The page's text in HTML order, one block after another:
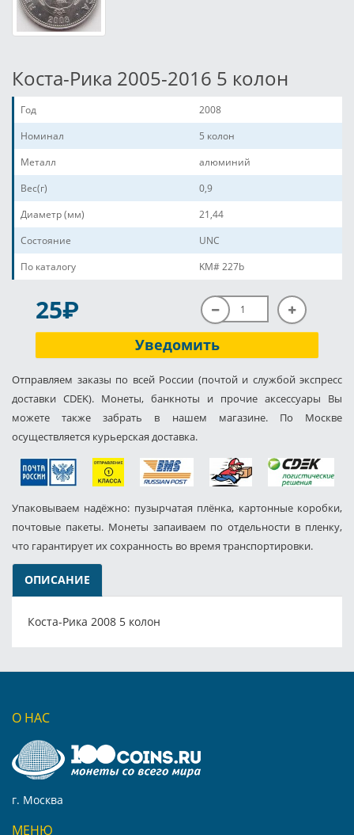
Коста-Рика 2005-2016 5 колон
Год
2008
Номинал
5 колон
Металл
алюминий
Вес(г)
0,9
Диаметр (мм)
21,44
Состояние
UNC
По каталогу
KM# 227b
25P
Уведомить
Отправляем заказы по всей России (почтой и службой экспресс
доставки CDEK). Монеты, банкноты и прочие аксессуары Вы
можете также забрать в нашем магазине. По Москве
осуществляется курьерская доставка.
Упаковываем надёжно: пузырчатая плёнка, картонные коробки,
почтовые пакеты. Монеты запаиваем по отдельности в пленку,
что гарантирует их сохранность во время транспортировки.
ОПИСАНИЕ
Коста-Рика 2008 5 колон
О НАС
г. Москва
МЕНЮ